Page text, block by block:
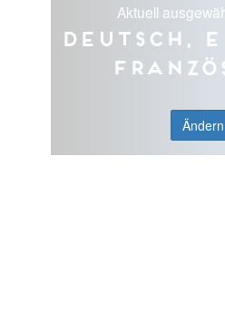
Aktuell
Deutsch,
Ändern